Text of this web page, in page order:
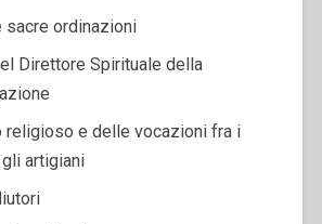
sacre ordinazioni
Direttore Spirituale della
religioso e delle vocazioni fra i
artigiani